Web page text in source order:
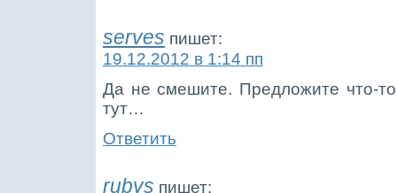
serves пишет:
19.12.2012 в 1:14 пп
Да не смешите. Предложите что-
тут…
Ответить
rubys пишет: